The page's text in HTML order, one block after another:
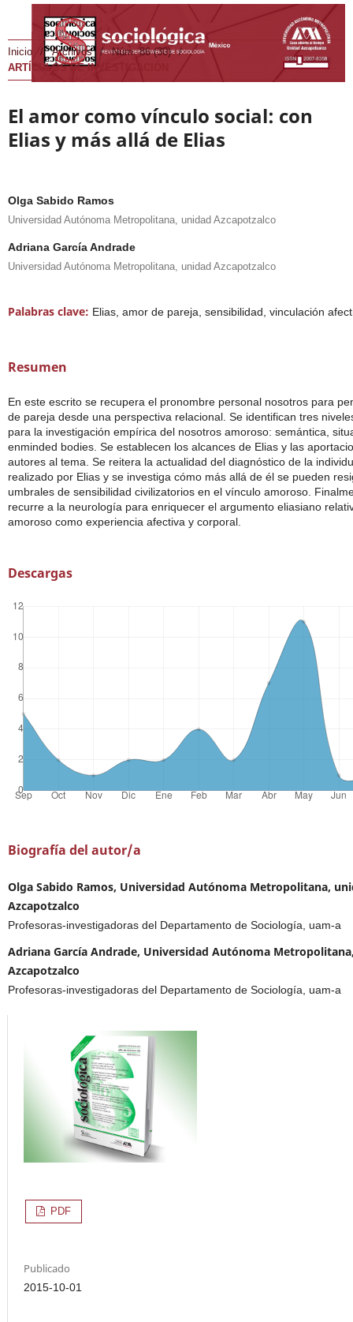
Inicio / Archivos / Núm. 86 (30)
/
ARTÍCULOS DE INVESTIGACIÓN
El amor como vínculo social: con
Elias y más allá de Elias
Olga Sabido Ramos
Universidad Autónoma Metropolitana, unidad Azcapotzalco
Adriana García Andrade
Universidad Autónoma Metropolitana, unidad Azcapotzalco
Palabras clave: Elias, amor de pareja, sensibilidad, vinculación
Resumen
En este escrito se recupera el pronombre personal nosotros para
de pareja desde una perspectiva relacional. Se identifican tres
para la investigación empírica del nosotros amoroso: semántica,
enminded bodies. Se establecen los alcances de Elias y las
autores al tema. Se reitera la actualidad del diagnóstico de la
realizado por Elias y se investiga cómo más allá de él se pueden
umbrales de sensibilidad civilizatorios en el vínculo amoroso.
recurre a la neurología para enriquecer el argumento eliasiano
amoroso como experiencia afectiva y corporal.
Descargas
Biografía del autor/a
Olga Sabido Ramos, Universidad Autónoma Metropolitana,
Azcapotzalco
Profesoras-investigadoras del Departamento de Sociología, uam-a
Adriana García Andrade, Universidad Autónoma
Azcapotzalco
Profesoras-investigadoras del Departamento de Sociología, uam-a
PDF
Publicado
2015-10-01